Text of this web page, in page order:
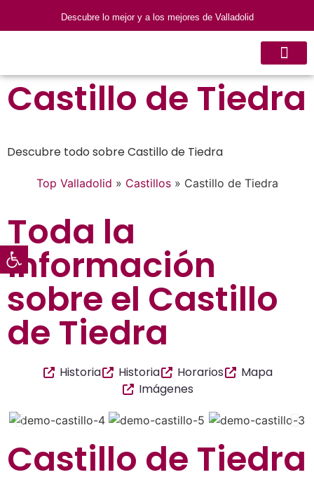
Descubre lo mejor y a los mejores de Valladolid
Castillo de Tiedra
Descubre todo sobre Castillo de Tiedra
Top Valladolid » Castillos» Castillo de Tiedra
Toda la
información
sobre el Castillo
de Tiedra
Historia Historia Horarios
Mapa
Imágenes
Castillo de Tiedra
Abrir barra de herramientas